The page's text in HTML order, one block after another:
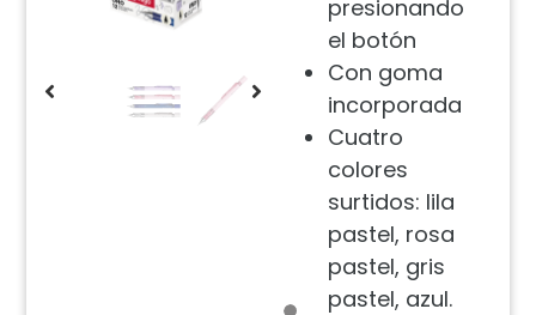
presionando
el botón
Con goma
incorporada
Cuatro
colores
surtidos: lila
pastel, rosa
pastel, gris
pastel, azul.